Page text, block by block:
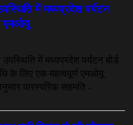
चंद्राकर हिरासत में
2026
का लोक कला जगत
2026